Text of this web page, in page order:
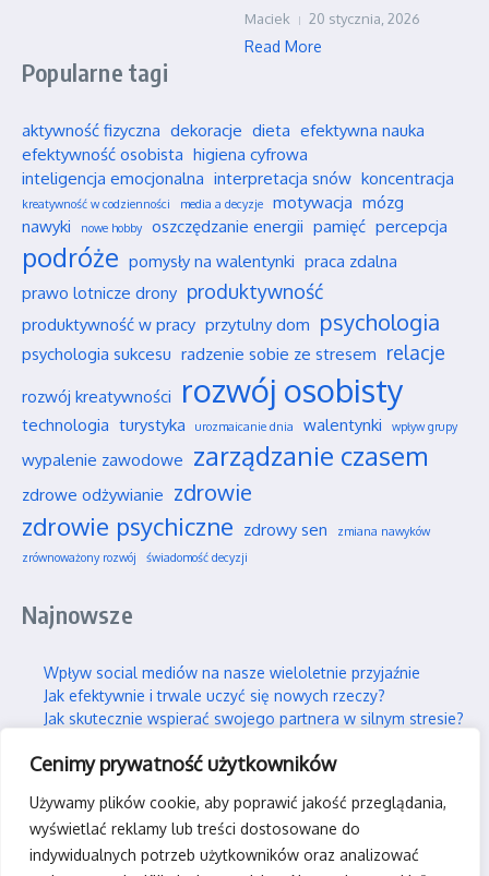
Cenimy prywatność użytkowników
Używamy plików cookie, aby poprawić jakość przeglądania,
wyświetlać reklamy lub treści dostosowane do
indywidualnych potrzeb użytkowników oraz analizować
Maciek 20 stycznia, 2026
Read More
Popularne tagi
aktywność fizyczna dekoracje dieta efektywna nauka
efektywność osobista higiena cyfrowa
inteligencja emocjonalna interpretacja snów koncentracja
kreatywność w codzienności media a decyzje motywacja mózg
nawyki
nowe hobby oszczędzanie energii pamięć percepcja
podróże pomysły na walentynki praca zdalna
prawo lotnicze drony produktywność
produktywność w pracy przytulny dom psychologia
psychologia sukcesu radzenie sobie ze stresem relacje
rozwój kreatywności rozwój osobisty
technologia turystyka urozmaicanie dnia walentynki wpływ grupy
wypalenie zawodowe zarządzanie czasem
zdrowe odżywianie zdrowie
zdrowie psychiczne zdrowy sen
zmiana nawyków
zrównoważony rozwój
świadomość decyzji
Najnowsze
Wpływ social mediów na nasze wieloletnie przyjaźnie
Jak efektywnie i trwale uczyć się nowych rzeczy?
Jak skutecznie wspierać swojego partnera w silnym stresie?
Praca hybrydowa – czy to faktycznie idealne rozwiązanie?
Kontakt